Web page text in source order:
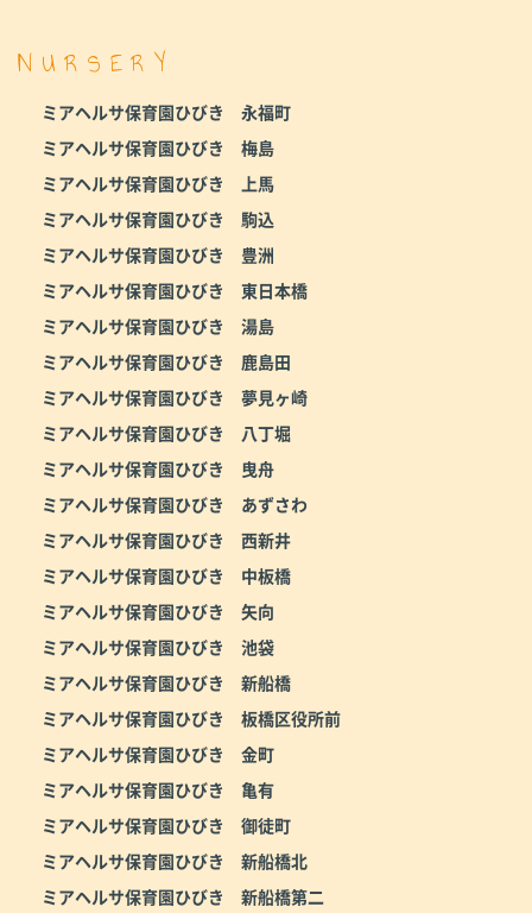
NURSERY
ミアヘルサ保育園ひびき 永福町
ミアヘルサ保育園ひびき 梅島
ミアヘルサ保育園ひびき 上馬
ミアヘルサ保育園ひびき 駒込
ミアヘルサ保育園ひびき 豊洲
ミアヘルサ保育園ひびき 東日本橋
ミアヘルサ保育園ひびき 湯島
ミアヘルサ保育園ひびき 鹿島田
ミアヘルサ保育園ひびき 夢見ヶ崎
ミアヘルサ保育園ひびき 八丁堀
ミアヘルサ保育園ひびき 曳舟
ミアヘルサ保育園ひびき あずさわ
ミアヘルサ保育園ひびき 西新井
ミアヘルサ保育園ひびき 中板橋
ミアヘルサ保育園ひびき 矢向
ミアヘルサ保育園ひびき 池袋
ミアヘルサ保育園ひびき 新船橋
ミアヘルサ保育園ひびき 板橋区役所前
ミアヘルサ保育園ひびき 金町
ミアヘルサ保育園ひびき 亀有
ミアヘルサ保育園ひびき 御徒町
ミアヘルサ保育園ひびき 新船橋北
ミアヘルサ保育園ひびき 新船橋第二